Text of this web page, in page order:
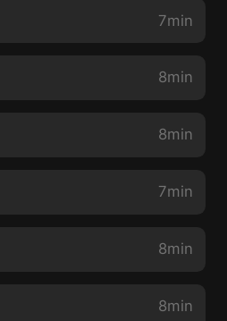
7min
8min
8min
7min
8min
8min